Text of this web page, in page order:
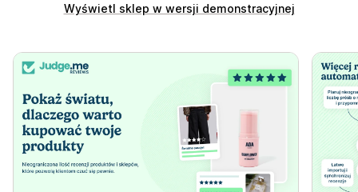
Wyświetl sklep w wersji demonstracyjnej